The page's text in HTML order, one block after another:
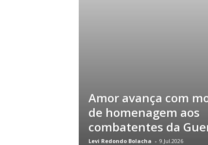
Amor avança com
de homenagem aos
combatentes da
Levi Redondo Bolacha - 9.Jul.2026